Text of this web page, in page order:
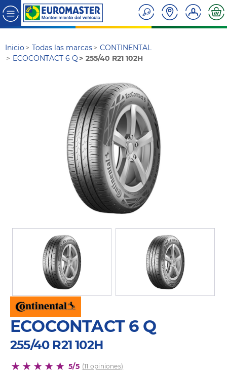
Inicio Todas las marcas
CONTINENTAL
ECOCONTACT 6 Q
255/40 R21 102H
ECOCONTACT 6 Q
255/40 R21 102H
5/5 (11 opiniones)